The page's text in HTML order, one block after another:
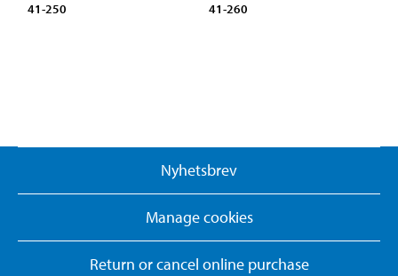
41-250 41-260
Nyhetsbrev
Manage cookies
Return or cancel online purchase